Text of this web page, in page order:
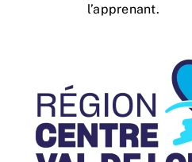
l’apprenant.